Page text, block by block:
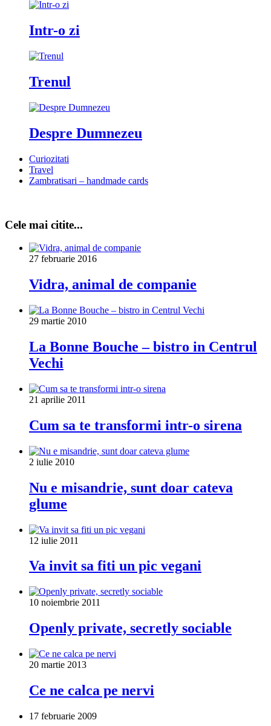
Intr-o zi
Trenul
Despre Dumnezeu
Curiozitati
Travel
Zambratisari – handmade cards
Cele mai citite...
27 februarie 2016
Vidra, animal de companie
29 martie 2010
La Bonne Bouche – bistro in Centrul
Vechi
21 aprilie 2011
Cum sa te transformi intr-o sirena
2 iulie 2010
Nu e misandrie, sunt doar cateva
glume
12 iulie 2011
Va invit sa fiti un pic vegani
10 noiembrie 2011
Openly private, secretly sociable
20 martie 2013
Ce ne calca pe nervi
17 februarie 2009